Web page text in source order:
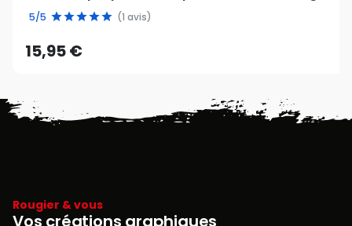
5/5 (1 avis)
15,95 €
Rougier & vous
Vos créations graphiques